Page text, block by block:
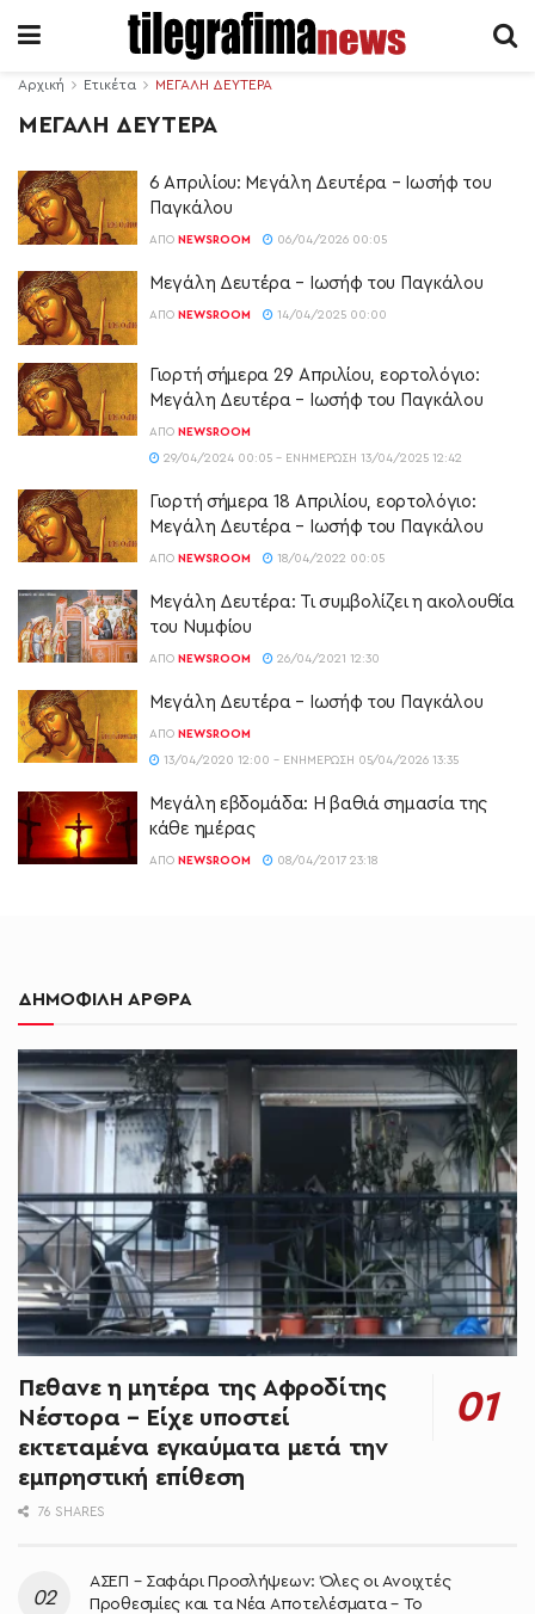
Αρχική Ετικέτα ΜΕΓΑΛΗ ΔΕΥΤΕΡΑ
ΜΕΓΑΛΗ ΔΕΥΤΕΡΑ
6 Απριλίου: Μεγάλη Δευτέρα – Ιωσήφ του
Παγκάλου
ΑΠΌ NEWSROOM 06/04/2026 00:05
Μεγάλη Δευτέρα – Ιωσήφ του Παγκάλου
ΑΠΌ NEWSROOM 14/04/2025 00:00
Γιορτή σήμερα 29 Απριλίου, εορτολόγιο:
Μεγάλη Δευτέρα – Ιωσήφ του Παγκάλου
ΑΠΌ NEWSROOM
29/04/2024 00:05 - ΕΝΗΜΈΡΩΣΗ 13/04/2025 12:42
Γιορτή σήμερα 18 Απριλίου, εορτολόγιο:
Μεγάλη Δευτέρα – Ιωσήφ του Παγκάλου
ΑΠΌ NEWSROOM 18/04/2022 00:05
Μεγάλη Δευτέρα: Τι συμβολίζει η ακολουθία
του Νυμφίου
ΑΠΌ NEWSROOM 26/04/2021 12:30
Μεγάλη Δευτέρα – Ιωσήφ του Παγκάλου
ΑΠΌ NEWSROOM
13/04/2020 12:00 - ΕΝΗΜΈΡΩΣΗ 05/04/2026 13:35
Μεγάλη εβδομάδα: Η βαθιά σημασία της
κάθε ημέρας
ΑΠΌ NEWSROOM 08/04/2017 23:18
ΔΗΜΟΦΙΛΗ ΑΡΘΡΑ
Πεθανε η μητέρα της Αφροδίτης
Νέστορα – Είχε υποστεί
εκτεταμένα εγκαύματα μετά την
εμπρηστική επίθεση
76 SHARES
ΑΣΕΠ – Σαφάρι Προσλήψεων: Όλες οι Ανοιχτές
Προθεσμίες και τα Νέα Αποτελέσματα – Το